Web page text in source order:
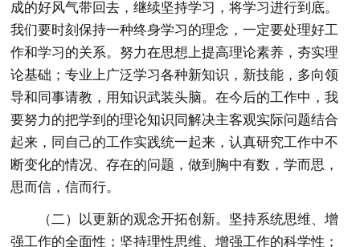
成的好风气带回去，继续坚持学习，将学习进行到底。
我们要时刻保持一种终身学习的理念，一定要处理好工
作和学习的关系。努力在思想上提高理论素养，夯实理
论基础；专业上广泛学习各种新知识，新技能，多向领
导和同事请教，用知识武装头脑。在今后的工作中，我
要努力的把学到的理论知识同解决主客观实际问题结合
起来，同自己的工作实践统一起来，认真研究工作中不
断变化的情况、存在的问题，做到胸中有数，学而思，
思而信，信而行。
（二）以更新的观念开拓创新。坚持系统思维、增
强工作的全面性；坚持理性思维、增强工作的科学性；